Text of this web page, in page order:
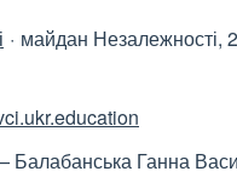
майдан Незалежності,
Балабанська Ганна